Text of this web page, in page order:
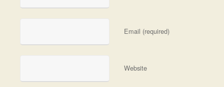
Email (required)
Website